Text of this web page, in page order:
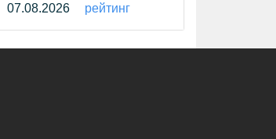
07.08.2026
рейтинг